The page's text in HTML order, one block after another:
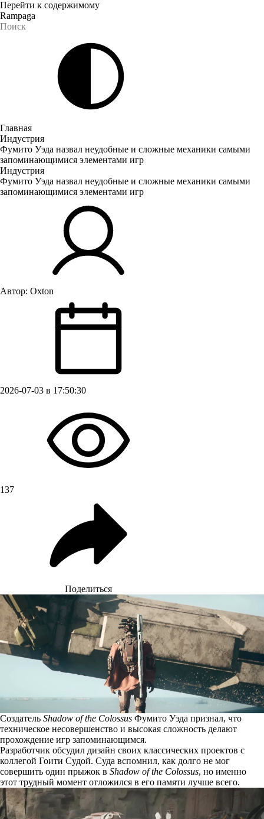
Перейти к содержимому
Rampaga
Главная
Индустрия
Фумито Уэда назвал неудобные и сложные механики самыми
запоминающимися элементами игр
Индустрия
Фумито Уэда назвал неудобные и сложные механики самыми
запоминающимися элементами игр
Автор: Oxton
2026-07-03 в 17:50:30
137
Поделиться
Создатель Shadow of the Colossus Фумито Уэда признал, что
техническое несовершенство и высокая сложность делают
прохождение игр запоминающимся.
Разработчик обсудил дизайн своих классических проектов с
коллегой Гоити Судой. Суда вспомнил, как долго не мог
совершить один прыжок в Shadow of the Colossus, но именно
этот трудный момент отложился в его памяти лучше всего.